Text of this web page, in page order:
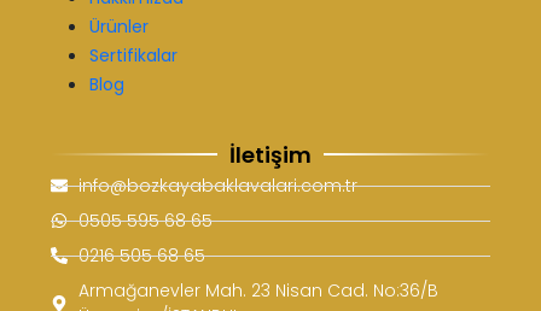
Ürünler
Sertifikalar
Blog
İletişim
info@bozkayabaklavalari.com.tr
0505 595 68 65
0216 505 68 65
Armağanevler Mah. 23 Nisan Cad. No:36/B